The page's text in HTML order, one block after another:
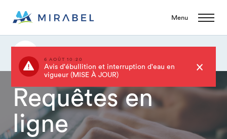
Menu
6 AOÛT 10:20
Avis d'ébullition et interruption d'eau en
vigueur (MISE À JOUR)
Requêtes en
ligne